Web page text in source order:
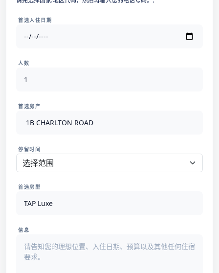
国
地
请先选择国家/地区代码，然后再输入您的电话号码。.
首选入住日期
人数
首选房产
停留时间
首选房型
信息